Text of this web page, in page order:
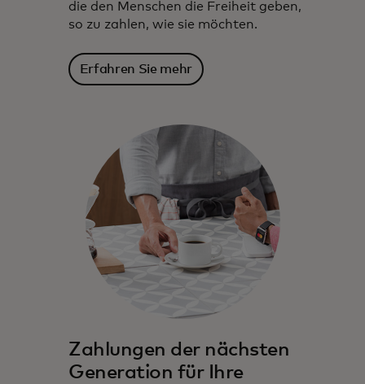
Mastercard arbeitet seit Jahrzehnten mit
Finanzinstituten zusammen, um
Innovation und Wachstum zu fördern.
die den Menschen die Freiheit geben,
so zu zahlen, wie sie möchten.
Erfahren Sie mehr
Zahlungen der nächsten
Generation für Ihre